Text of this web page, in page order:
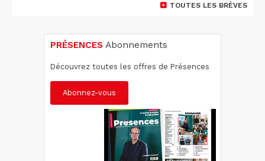
TOUTES LES BRÈVES
PRÉSENCES Abonnements
Découvrez toutes les offres de Présences
Abonnez-vous